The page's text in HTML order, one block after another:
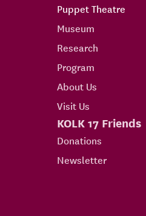
Puppet Theatre
Museum
Research
Program
About Us
Visit Us
KOLK 17 Friends
Donations
Newsletter